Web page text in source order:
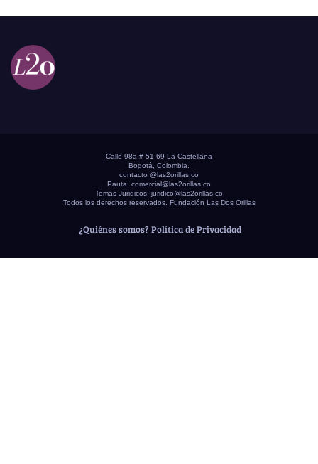
Calle 98a # 51-69 La Castellana
Bogotá, Colombia.
contacto @las2orillas.co
Pauta: comercial@las2orillas.co
Temas Juridicos: juridico@las2orillas.co
Todos los derechos reservados. Fundación Las Dos Orillas
¿Quiénes somos? Política de Privacidad